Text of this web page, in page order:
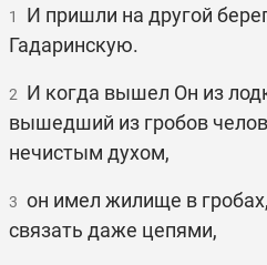
1
И пришли на другой
Гадаринскую.
2 И когда вышел Он из
вышедший из гробов
нечистым духом,
3 он имел жилище в
связать даже цепями,